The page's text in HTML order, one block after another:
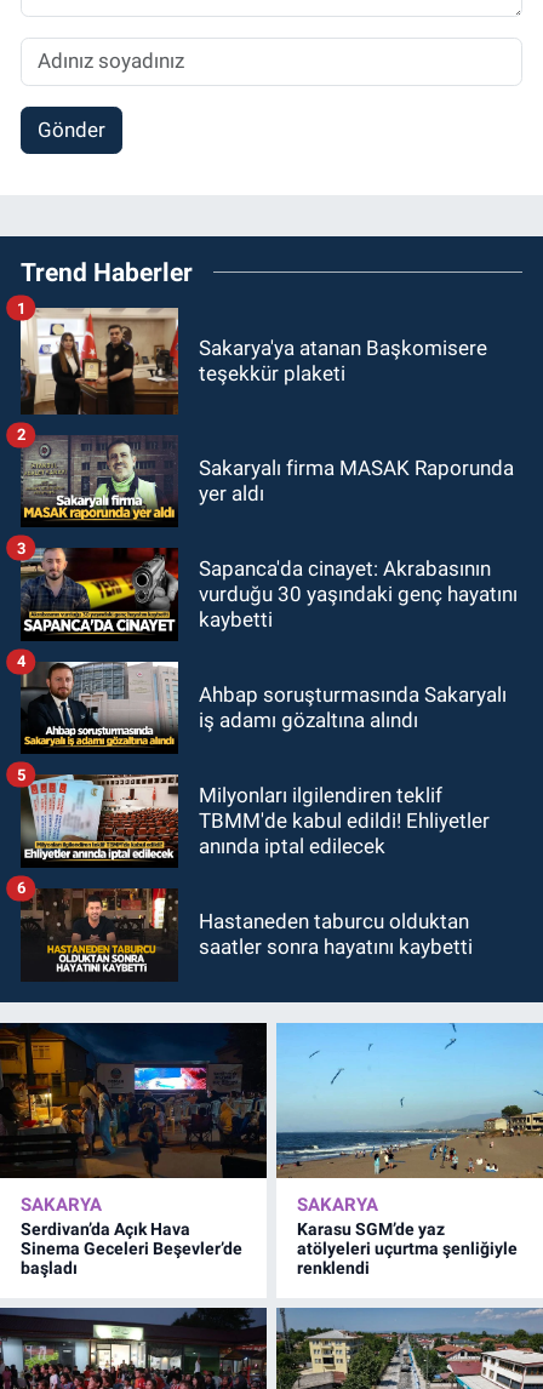
Gönder
Trend Haberler
Sakarya'ya atanan Başkomisere
teşekkür plaketi
1
Sakaryalı firma MASAK Raporunda
yer aldı
2
Sapanca'da cinayet: Akrabasının
vurduğu 30 yaşındaki genç hayatını
kaybetti
3
Ahbap soruşturmasında Sakaryalı
iş adamı gözaltına alındı
4
Milyonları ilgilendiren teklif
TBMM'de kabul edildi! Ehliyetler
anında iptal edilecek
5
Hastaneden taburcu olduktan
saatler sonra hayatını kaybetti
6
SAKARYA
Serdivan’da Açık Hava
Sinema Geceleri Beşevler’de
başladı
SAKARYA
Karasu SGM’de yaz
atölyeleri uçurtma şenliğiyle
renklendi